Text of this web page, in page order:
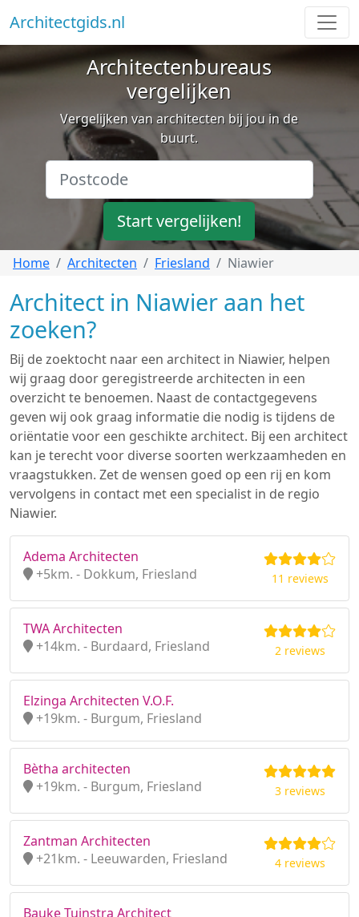
Architectgids.nl
Architectenbureaus
vergelijken
Vergelijken van architecten bij jou in de
buurt.
Start vergelijken!
Home Architecten Friesland Niawier
Architect in Niawier aan het
zoeken?
Bij de zoektocht naar een architect in Niawier, helpen
wij graag door geregistreerde architecten in een
overzicht te benoemen. Naast de contactgegevens
geven wij ook graag informatie die nodig is tijdens de
oriëntatie voor een geschikte architect. Bij een architect
kan je terecht voor diverse soorten werkzaamheden en
vraagstukken. Zet de wensen goed op een rij en kom
vervolgens in contact met een specialist in de regio
Niawier.
Adema Architecten
+5km. - Dokkum, Friesland
11 reviews
TWA Architecten
+14km. - Burdaard, Friesland
2 reviews
Elzinga Architecten V.O.F.
+19km. - Burgum, Friesland
Bètha architecten
+19km. - Burgum, Friesland
3 reviews
Zantman Architecten
+21km. - Leeuwarden, Friesland
4 reviews
Bauke Tuinstra Architect